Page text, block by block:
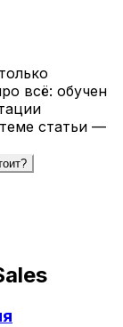
всё: обучен
статьи —